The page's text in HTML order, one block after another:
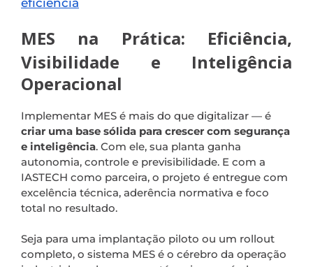
eficiência
MES na Prática: Eficiência,
Visibilidade e Inteligência
Operacional
Implementar MES é mais do que digitalizar — é
criar uma base sólida para crescer com segurança
e inteligência. Com ele, sua planta ganha
autonomia, controle e previsibilidade. E com a
IASTECH como parceira, o projeto é entregue com
excelência técnica, aderência normativa e foco
total no resultado.
Seja para uma implantação piloto ou um rollout
completo, o sistema MES é o cérebro da operação